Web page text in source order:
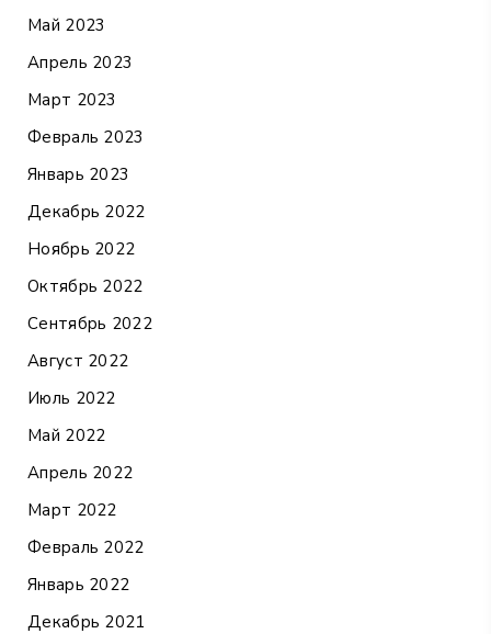
Май 2023
Апрель 2023
Март 2023
Февраль 2023
Январь 2023
Декабрь 2022
Ноябрь 2022
Октябрь 2022
Сентябрь 2022
Август 2022
Июль 2022
Май 2022
Апрель 2022
Март 2022
Февраль 2022
Январь 2022
Декабрь 2021